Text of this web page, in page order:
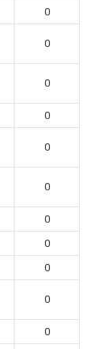
0
0
0
0
0
0
0
0
0
0
0